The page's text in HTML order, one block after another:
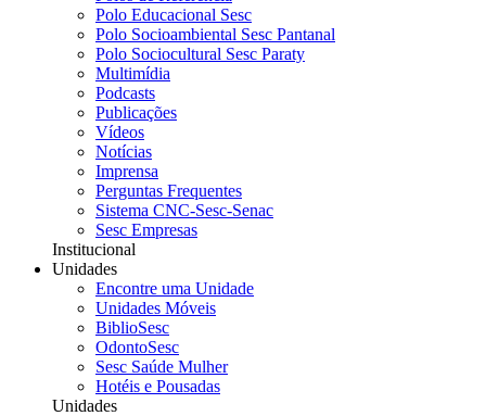
Polo Educacional Sesc
Polo Socioambiental Sesc Pantanal
Polo Sociocultural Sesc Paraty
Multimídia
Podcasts
Publicações
Vídeos
Notícias
Imprensa
Perguntas Frequentes
Sistema CNC-Sesc-Senac
Sesc Empresas
Institucional
Unidades
Encontre uma Unidade
Unidades Móveis
BiblioSesc
OdontoSesc
Sesc Saúde Mulher
Hotéis e Pousadas
Unidades